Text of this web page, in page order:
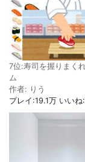
7位:寿司を握りまく
ム
作者: りう
プレイ:19.1万 いいね